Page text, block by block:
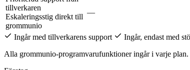
tillverkaren
Eskaleringsstig direkt till
grommunio
—
Ingår med tillverkarens support
Ingår, endast med
Alla grommunio-programvarufunktioner ingår i varje plan.